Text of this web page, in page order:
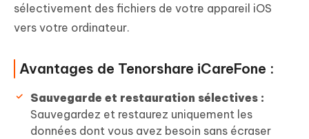
sélectivement des fichiers de votre appareil iOS
vers votre ordinateur.
Avantages de Tenorshare iCareFone :
Sauvegarde et restauration sélectives :
Sauvegardez et restaurez uniquement les
données dont vous avez besoin sans écraser